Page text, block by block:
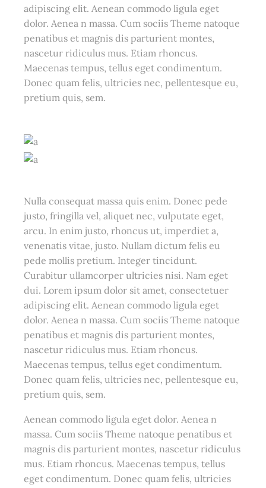
adipiscing elit. Aenean commodo ligula eget
dolor. Aenea n massa. Cum sociis Theme natoque
penatibus et magnis dis parturient montes,
nascetur ridiculus mus. Etiam rhoncus.
Maecenas tempus, tellus eget condimentum.
Donec quam felis, ultricies nec, pellentesque eu,
pretium quis, sem.
Nulla consequat massa quis enim. Donec pede
justo, fringilla vel, aliquet nec, vulputate eget,
arcu. In enim justo, rhoncus ut, imperdiet a,
venenatis vitae, justo. Nullam dictum felis eu
pede mollis pretium. Integer tincidunt.
Curabitur ullamcorper ultricies nisi. Nam eget
dui. Lorem ipsum dolor sit amet, consectetuer
adipiscing elit. Aenean commodo ligula eget
dolor. Aenea n massa. Cum sociis Theme natoque
penatibus et magnis dis parturient montes,
nascetur ridiculus mus. Etiam rhoncus.
Maecenas tempus, tellus eget condimentum.
Donec quam felis, ultricies nec, pellentesque eu,
pretium quis, sem.
Aenean commodo ligula eget dolor. Aenea n
massa. Cum sociis Theme natoque penatibus et
magnis dis parturient montes, nascetur ridiculus
mus. Etiam rhoncus. Maecenas tempus, tellus
eget condimentum. Donec quam felis, ultricies